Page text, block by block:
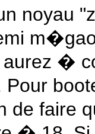
noyau
aurez �
Pour
de faire